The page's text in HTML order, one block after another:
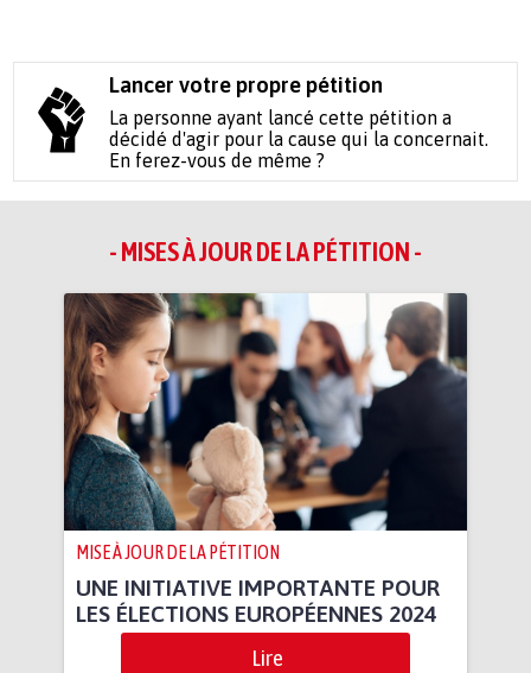
Lancer votre propre pétition
La personne ayant lancé cette pétition a
décidé d'agir pour la cause qui la concernait.
En ferez-vous de même ?
- MISES À JOUR DE LA PÉTITION -
MISE À JOUR DE LA PÉTITION
UNE INITIATIVE IMPORTANTE POUR
LES ÉLECTIONS EUROPÉENNES 2024
Lire